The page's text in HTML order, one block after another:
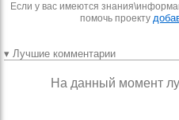
Если у вас имеются
помочь проекту
▾ Лучшие комментарии
На данный момент